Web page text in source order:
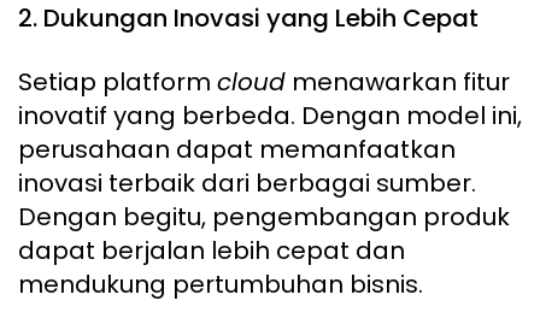
2. Dukungan Inovasi yang Lebih Cepat
Setiap platform cloud menawarkan fitur
inovatif yang berbeda. Dengan model ini,
perusahaan dapat memanfaatkan
inovasi terbaik dari berbagai sumber.
Dengan begitu, pengembangan produk
dapat berjalan lebih cepat dan
mendukung pertumbuhan bisnis.